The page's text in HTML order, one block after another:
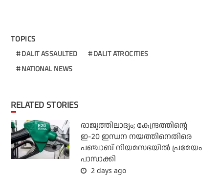
TOPICS
DALIT ASSAULTED
DALIT ATROCITIES
NATIONAL NEWS
RELATED STORIES
രാജ്യത്തിലാദ്യം; കേന്ദ്രത്തിന്റെ
ഇ-20 ഇന്ധന നയത്തിനെതിരെ
പഞ്ചാബ് നിയമസഭയില്‍ പ്രമേയം
പാസാക്കി
2 days ago